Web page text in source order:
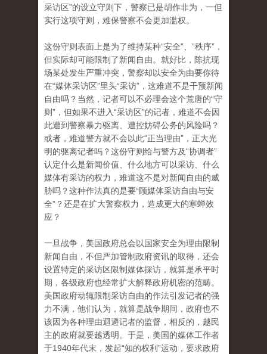
采访区”的设立守则下，警察已是胡作非为，一但
实行这项守则，难保警察不会更加滥权。
这份守则表面上是为了维持某种“安全”、“秩序”，
但实际却可能限制了新闻自由。就好比，陈抗现
场某处发生严重冲突，警察却以安全为由要你待
在“媒体采访区”里头“采访”，这难道不是干预新闻
自由吗？当然，记者可以不必理会这个荒唐的“守
则”，但如果不进入“采访区”的记者，难道不会因
此遭到警察暴力驱离、遭控妨碍公务的风险吗？
或者，难道警方就不会以此“正当理由”，正大光
明的驱离记者吗？这份守则给与警方及“协调者”
认定什么是新闻价值、什么地方可以采访、什么
媒体有采访的权力，难道这不是对新闻自由的威
胁吗？这种作法真的是要“顾媒体采访自由与安
全”？还是在扩大警察权力，造成更大的寒蝉效
应？
一旦战争，美国政府总会以国家安全为理由限制
新闻自由，不但严加管制政府资讯的取得，还会
设置特定的采访区限制媒体採访，就算是承平时
期，各级政府也经常扩大解释政府机密的范畴。
美国政府动辄限制采访自由的作法引发记者的强
力不满，他们认为，就算是战争期间，政府也不
该因为各种理由迴避记者的监督，相反的，越民
主的政府就要越透明。于是，美国的媒体工作者
于1940年代末，发起“知的权利”运动，要求政府